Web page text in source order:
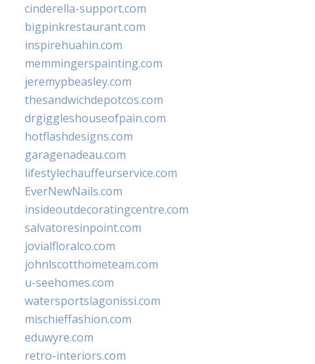
cinderella-support.com
bigpinkrestaurant.com
inspirehuahin.com
memmingerspainting.com
jeremypbeasley.com
thesandwichdepotcos.com
drgiggleshouseofpain.com
hotflashdesigns.com
garagenadeau.com
lifestylechauffeurservice.com
EverNewNails.com
insideoutdecoratingcentre.com
salvatoresinpoint.com
jovialfloralco.com
johnlscotthometeam.com
u-seehomes.com
watersportslagonissi.com
mischieffashion.com
eduwyre.com
retro-interiors.com